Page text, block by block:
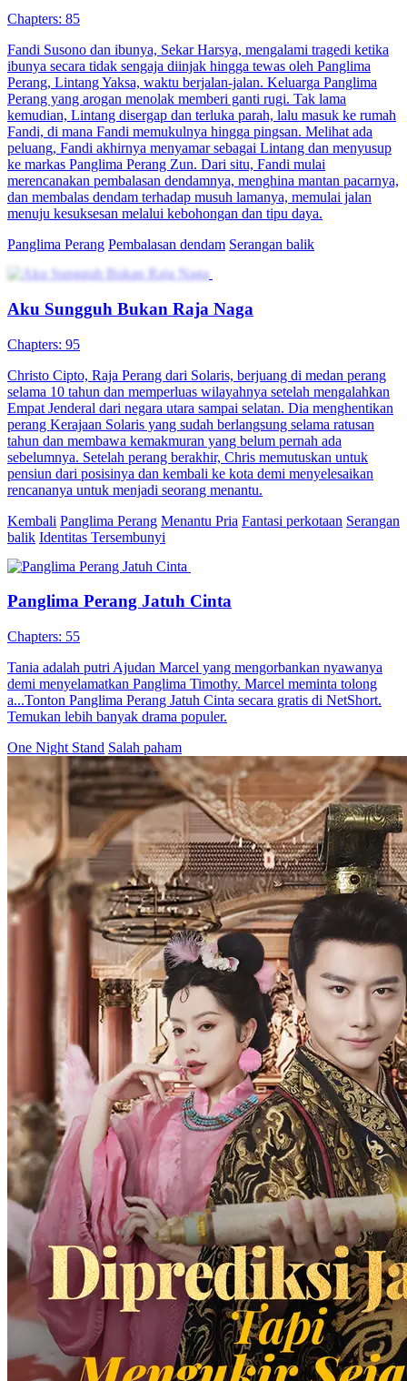
Aku Sungguh Bukan Raja Naga
95 Episodes
Christo Cipto, Raja Perang dari Solaris, berjuang di medan perang
selama 10 tahun dan memperluas wilayahnya setelah mengalahkan
Empat Jenderal dari negara utara sampai selatan. Dia menghentikan
perang Kerajaan Solaris yang sudah berlangsung selama ratusan
tahun dan membawa kemakmuran yang belum pernah ada
sebelumnya. Setelah perang berakhir, Chris memutuskan untuk
rencananya untuk menjadi seorang menantu.
KembaliPanglima PerangMenantu Pria
Panglima Perang Jatuh Cinta
55 Episodes
Tania adalah putri Ajudan Marcel yang mengorbankan nyawanya
a...Tonton Panglima Perang Jatuh Cinta secara gratis di NetShort.
Temukan lebih banyak drama populer.
One Night StandSalah paham